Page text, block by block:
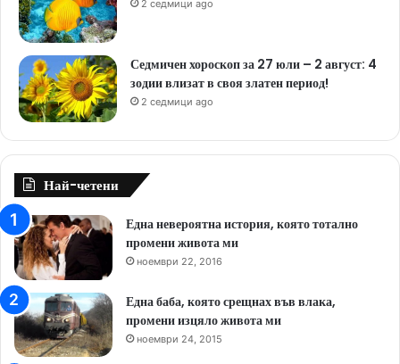
2 седмици ago
Седмичен хороскоп за 27 юли – 2 август: 4
зодии влизат в своя златен период!
2 седмици ago
Най-четени
Една невероятна история, която тотално
промени живота ми
ноември 22, 2016
Една баба, която срещнах във влака,
промени изцяло живота ми
ноември 24, 2015